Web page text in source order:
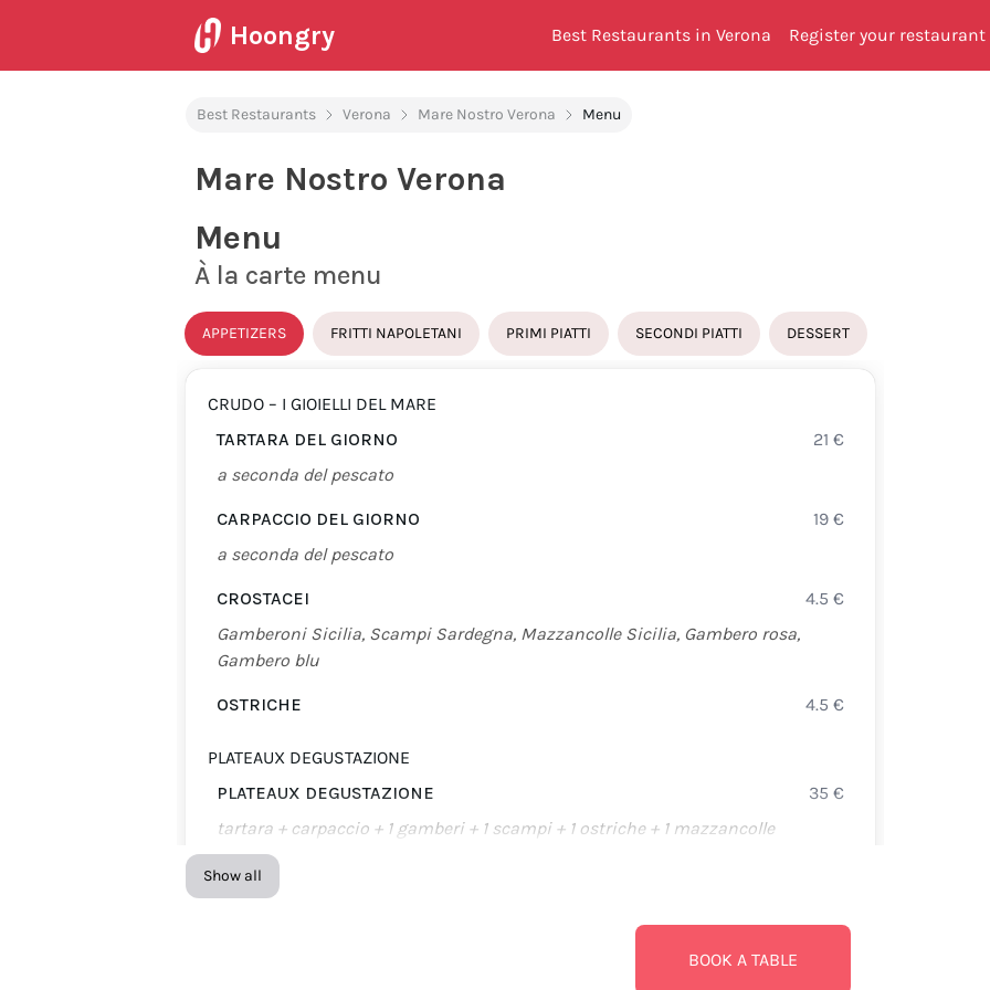
Hoongry Best Restaurants in Verona Register your restaurant
Best Restaurants Verona Mare Nostro Verona Menu
Mare Nostro Verona
Menu
À la carte menu
APPETIZERS FRITTI NAPOLETANI PRIMI PIATTI SECONDI PIATTI DESSERT
CRUDO – I GIOIELLI DEL MARE
TARTARA DEL GIORNO
21 €
a seconda del pescato
CARPACCIO DEL GIORNO 19 €
a seconda del pescato
CROSTACEI 4.5 €
Gamberoni Sicilia, Scampi Sardegna, Mazzancolle Sicilia, Gambero rosa,
Gambero blu
OSTRICHE 4.5 €
PLATEAUX DEGUSTAZIONE
PLATEAUX DEGUSTAZIONE
35 €
tartara + carpaccio + 1 gamberi + 1 scampi + 1 ostriche + 1 mazzancolle
COTTI
Show all
BOOK A TABLE